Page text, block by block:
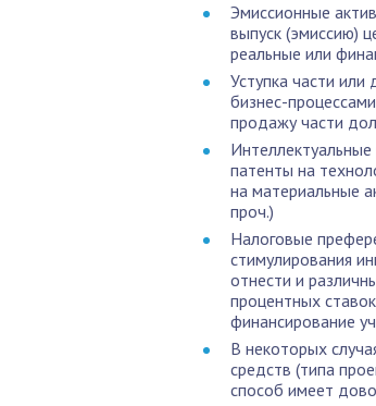
Эмиссионные
выпуск (эмиссию)
реальные или
Уступка части
бизнес-
продажу части
патенты на
на материальные
проч.)
Налоговые
стимулирования
отнести и
процентных
финансирование
В некоторых
средств (типа
способ имеет